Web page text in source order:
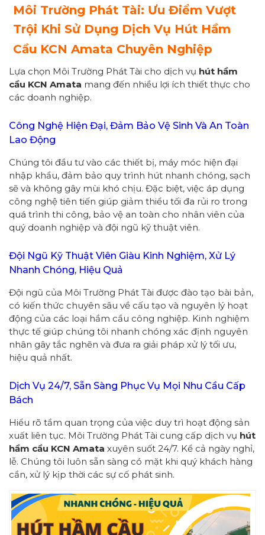
Môi Trường Phát Tài: Ưu Điểm Vượt
Trội Khi Sử Dụng Dịch Vụ Hút Hầm
Cầu KCN Amata Chuyên Nghiệp
Lựa chọn Môi Trường Phát Tài cho dịch vụ hút hầm
cầu KCN Amata mang đến nhiều lợi ích thiết thực cho
các doanh nghiệp.
Công Nghệ Hiện Đại, Đảm Bảo Vệ Sinh Và An Toàn
Lao Động
Chúng tôi đầu tư vào các thiết bị, máy móc hiện đại
nhập khẩu, đảm bảo quy trình hút nhanh chóng, sạch
sẽ và không gây mùi khó chịu. Đặc biệt, việc áp dụng
công nghệ tiên tiến giúp giảm thiểu tối đa rủi ro trong
quá trình thi công, bảo vệ an toàn cho nhân viên của
quý doanh nghiệp và đội ngũ kỹ thuật viên.
Đội Ngũ Kỹ Thuật Viên Giàu Kinh Nghiệm, Xử Lý
Nhanh Chóng, Hiệu Quả
Đội ngũ của Môi Trường Phát Tài được đào tạo bài bản,
có kiến thức chuyên sâu về cấu tạo và nguyên lý hoạt
động của các loại hầm cầu công nghiệp. Kinh nghiệm
thực tế giúp chúng tôi nhanh chóng xác định nguyên
nhân gây tắc nghẽn và đưa ra giải pháp xử lý tối ưu,
hiệu quả nhất.
Dịch Vụ 24/7, Sẵn Sàng Phục Vụ Mọi Nhu Cầu Cấp
Bách
Hiểu rõ tầm quan trọng của việc duy trì hoạt động sản
xuất liên tục. Môi Trường Phát Tài cung cấp dịch vụ hút
hầm cầu KCN Amata xuyên suốt 24/7. Kể cả ngày nghỉ,
lễ. Chúng tôi luôn sẵn sàng có mặt khi quý khách hàng
cần, xử lý kịp thời các sự cố phát sinh.